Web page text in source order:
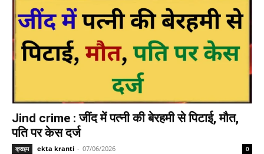
Jind crime : जींद में पत्नी की बेरहमी से पिटाई, मौत,
पति पर केस दर्ज
क्राइम ekta kranti - 07/06/2026 0